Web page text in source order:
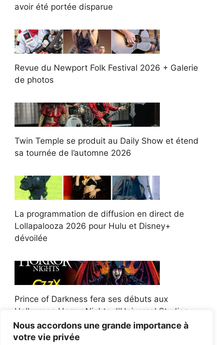
Nous accordons une grande importance à
votre vie privée
avoir été portée disparue
Revue du Newport Folk Festival 2026 + Galerie
de photos
Twin Temple se produit au Daily Show et étend
sa tournée de l’automne 2026
La programmation de diffusion en direct de
Lollapalooza 2026 pour Hulu et Disney+
dévoilée
Prince of Darkness fera ses débuts aux
Halloween Horror Nights d'Universal Studios